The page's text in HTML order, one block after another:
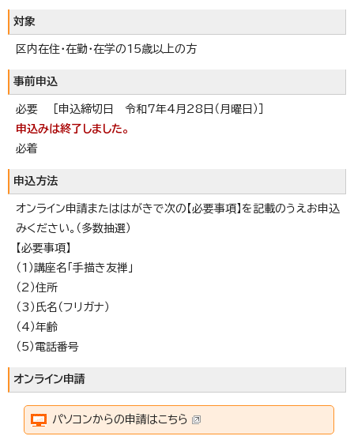
対象
区内在住・在勤・在学の15歳以上の方
事前申込
必要 ［申込締切日 令和7年4月28日（月曜日）］
申込みは終了しました。
必着
申込方法
オンライン申請またははがきで次の【必要事項】を記載のうえお申込
みください。（多数抽選）
【必要事項】
（1）講座名「手描き友禅」
（2）住所
（3）氏名（フリガナ）
（4）年齢
（5）電話番号
オンライン申請
パソコンからの申請はこちら